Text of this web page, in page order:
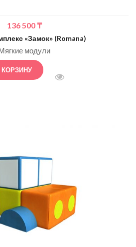
136 500₸
«Замок» (Romana)
модули
КОРЗИНУ